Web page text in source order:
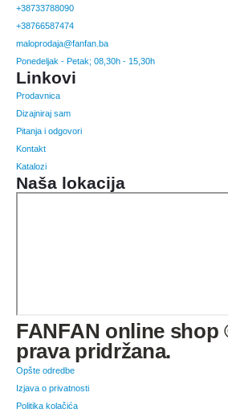
+38733788090
+38766587474
maloprodaja@fanfan.ba
Ponedeljak - Petak; 08,30h - 15,30h
Linkovi
Prodavnica
Dizajniraj sam
Pitanja i odgovori
Kontakt
Katalozi
Naša lokacija
FANFAN online shop
prava pridržana.
Opšte odredbe
Izjava o privatnosti
Politika kolačića